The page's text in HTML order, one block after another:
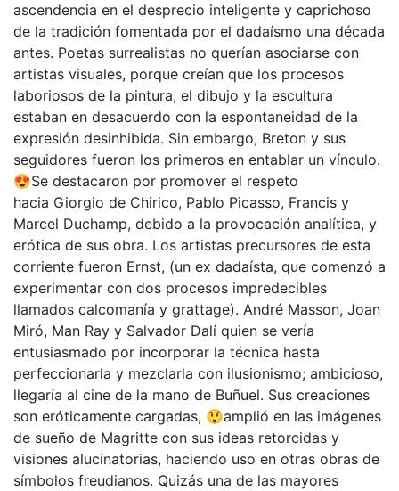
ascendencia en el desprecio inteligente y caprichoso
de la tradición fomentada por el dadaísmo una década
antes. Poetas surrealistas no querían asociarse con
artistas visuales, porque creían que los procesos
laboriosos de la pintura, el dibujo y la escultura
estaban en desacuerdo con la espontaneidad de la
expresión desinhibida. Sin embargo, Breton y sus
seguidores fueron los primeros en entablar un vínculo.
😍Se destacaron por promover el respeto
hacia Giorgio de Chirico, Pablo Picasso, Francis y
Marcel Duchamp, debido a la provocación analítica, y
erótica de sus obra. Los artistas precursores de esta
corriente fueron Ernst, (un ex dadaísta, que comenzó a
experimentar con dos procesos impredecibles
llamados calcomanía y grattage). André Masson, Joan
Miró, Man Ray y Salvador Dalí quien se vería
entusiasmado por incorporar la técnica hasta
perfeccionarla y mezclarla con ilusionismo; ambicioso,
llegaría al cine de la mano de Buñuel. Sus creaciones
son eróticamente cargadas, 😲amplió en las imágenes
de sueño de Magritte con sus ideas retorcidas y
visiones alucinatorias, haciendo uso en otras obras de
símbolos freudianos. Quizás una de las mayores